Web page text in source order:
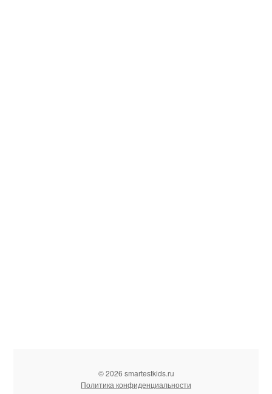
© 2026 smartestkids.ru
Политика конфиденциальности